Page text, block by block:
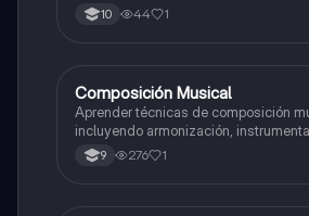
10 44 1
Artes
Composición Musical
Aprender técnicas de composición
incluyendo armonización,
de melodías y arreglos.
9 276 1